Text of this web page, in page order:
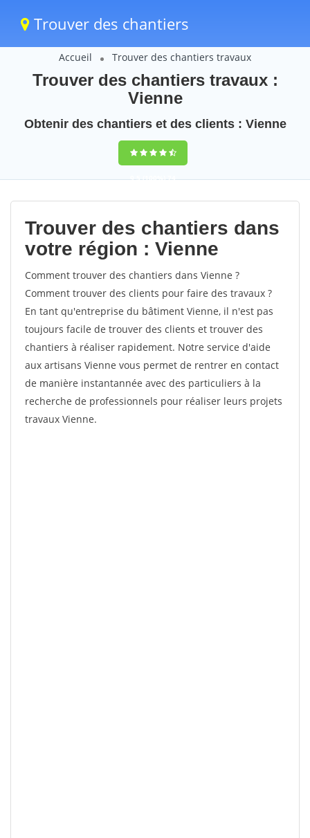
Trouver des chantiers
Accueil Trouver des chantiers travaux
Trouver des chantiers travaux :
Vienne
Obtenir des chantiers et des clients : Vienne
9,5(100%)74
votes
Trouver des chantiers dans
votre région : Vienne
Comment trouver des chantiers dans Vienne ?
Comment trouver des clients pour faire des travaux ?
En tant qu'entreprise du bâtiment Vienne, il n'est pas
toujours facile de trouver des clients et trouver des
chantiers à réaliser rapidement. Notre service d'aide
aux artisans Vienne vous permet de rentrer en contact
de manière instantannée avec des particuliers à la
recherche de professionnels pour réaliser leurs projets
travaux Vienne.